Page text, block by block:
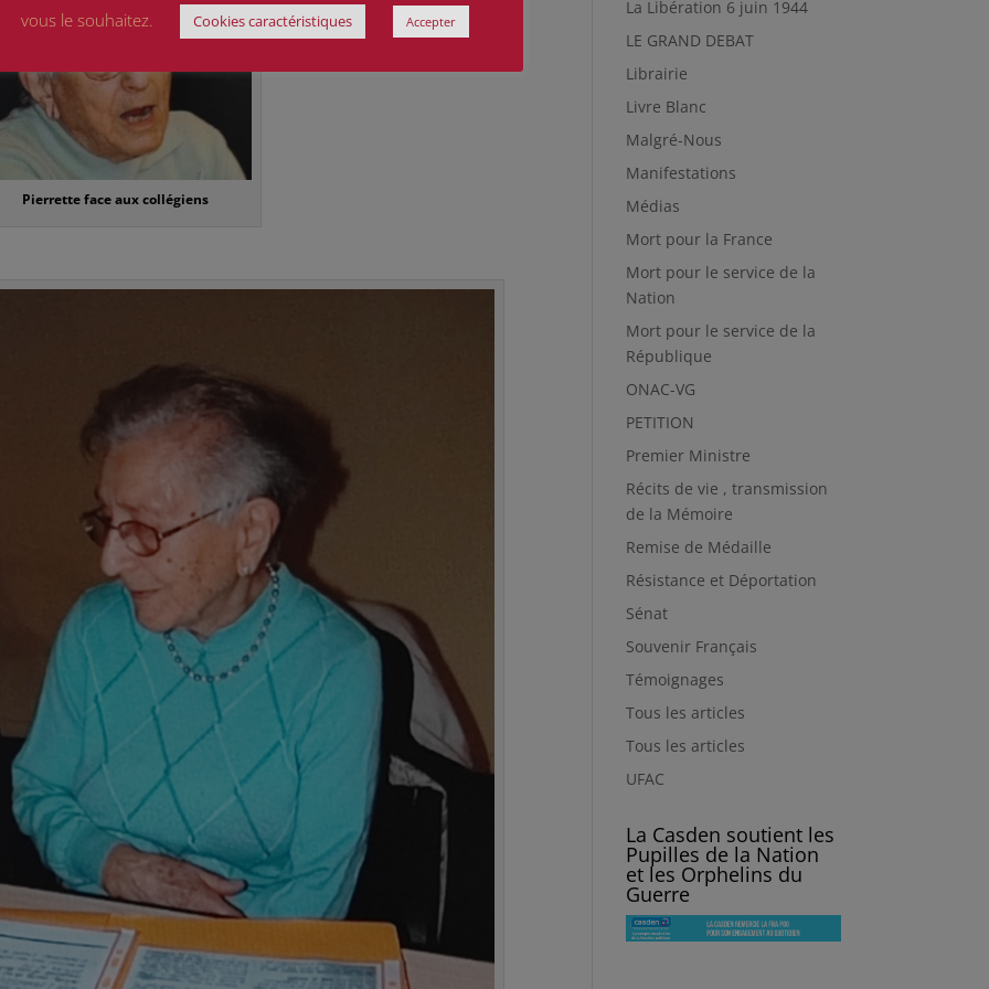
face aux collégiens
La Libération 6 juin 1944
LE GRAND DEBAT
Librairie
Livre Blanc
Malgré-Nous
Manifestations
Médias
Mort pour la France
Mort pour le service de la
Nation
Mort pour le service de la
République
ONAC-VG
PETITION
Premier Ministre
Récits de vie , transmission
de la Mémoire
Remise de Médaille
Résistance et Déportation
Sénat
Souvenir Français
Témoignages
Tous les articles
Tous les articles
UFAC
La Casden soutient les
Pupilles de la Nation
et les Orphelins du
Guerre
vous le souhaitez. Cookies caractéristiques Accepter